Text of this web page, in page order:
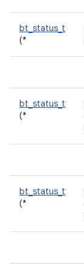
bt_status_t
(*
bt_status_t
(*
bt_status_t
(*